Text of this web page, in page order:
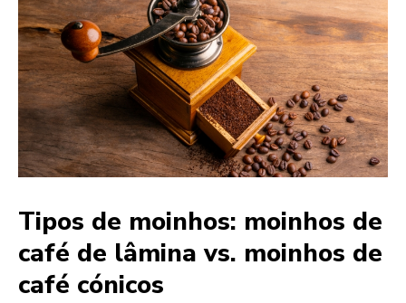
Tipos de moinhos: moinhos de
café de lâmina vs. moinhos de
café cónicos